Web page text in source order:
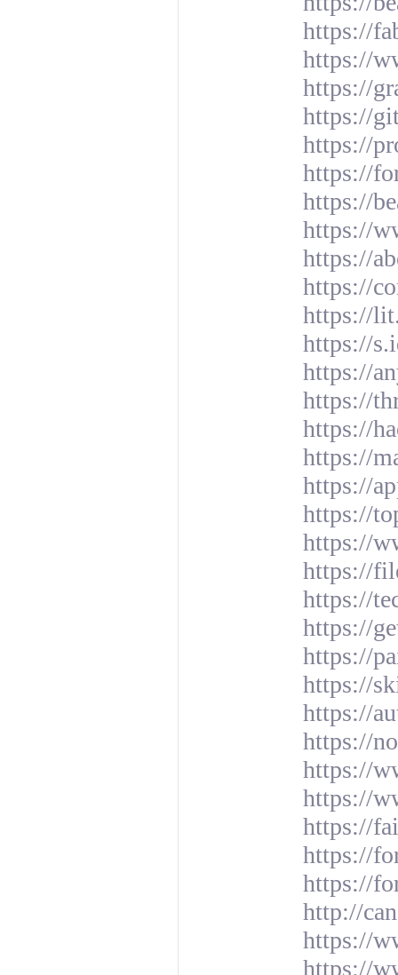
https://
https://
https://
https://
https://
https://
https://
https://
https://
https://
https://
https://
https://
https://
https://
https://
https://
https://
https://
https://
https://
https://
https://
https://
https://
https://
https://
https://
https://
https://
https://
http://
https://
https://